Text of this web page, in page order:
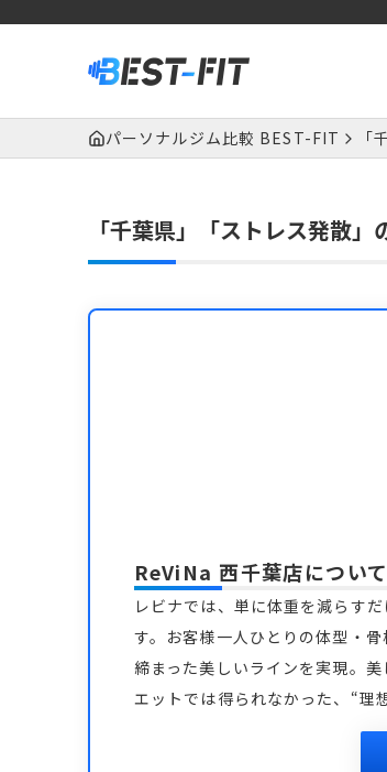
パーソナルジム比較 BEST-FIT 「
「千葉県」「ストレス発散」
ReViNa 西千葉店について
レビナでは、単に体重を減らす
す。お客様一人ひとりの体型・
締まった美しいラインを実現。
エットでは得られなかった、“理